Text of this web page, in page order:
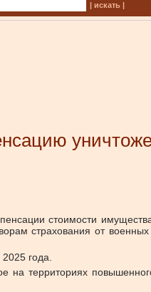
| искать |
стоимости
страхования от
года.
на территориях